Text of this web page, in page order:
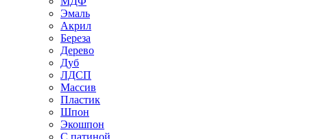
Эмаль
Акрил
Береза
Дерево
Дуб
ЛДСП
Массив
Пластик
Шпон
Экошпон
С патиной